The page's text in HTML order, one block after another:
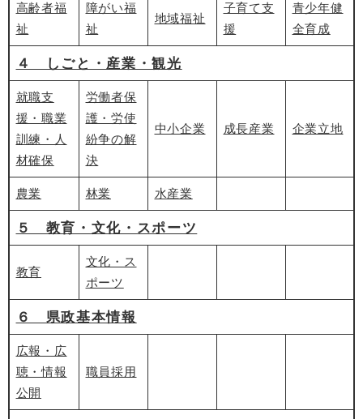
高齢者福
祉
障がい福
祉
地域福祉
子育て支
援
青少年健
全育成
４ しごと・産業・観光
就職支
援・職業
訓練・人
材確保
労働者保
護・労使
紛争の解
決
中小企業 成長産業 企業立地
農業 林業 水産業
５ 教育・文化・スポーツ
教育
文化・ス
ポーツ
６ 県政基本情報
広報・広
聴・情報
公開
職員採用